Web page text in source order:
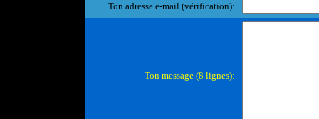
Ton adresse e-mail (vérification):
Ton message (8 lignes):